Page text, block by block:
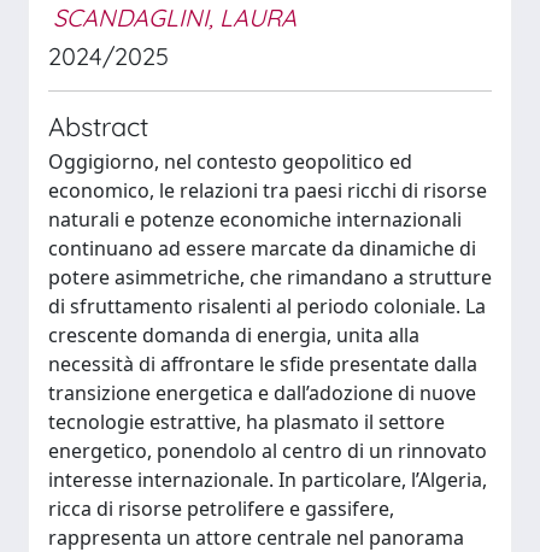
SCANDAGLINI, LAURA
2024/2025
Abstract
Oggigiorno, nel contesto geopolitico ed
economico, le relazioni tra paesi ricchi di risorse
naturali e potenze economiche internazionali
continuano ad essere marcate da dinamiche di
potere asimmetriche, che rimandano a strutture
di sfruttamento risalenti al periodo coloniale. La
crescente domanda di energia, unita alla
necessità di affrontare le sfide presentate dalla
transizione energetica e dall’adozione di nuove
tecnologie estrattive, ha plasmato il settore
energetico, ponendolo al centro di un rinnovato
interesse internazionale. In particolare, l’Algeria,
ricca di risorse petrolifere e gassifere,
rappresenta un attore centrale nel panorama